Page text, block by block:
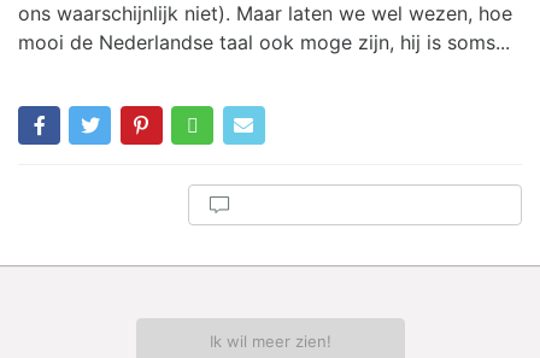
ons waarschijnlijk niet). Maar laten we wel wezen, hoe
mooi de Nederlandse taal ook moge zijn, hij is soms...
Ik wil meer zien!